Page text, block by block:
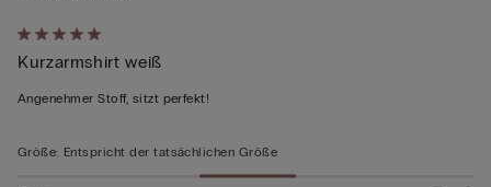
Mit
5
von
bewertet
Kurzarmshirt weiß
Angenehmer Stoff, sitzt perfekt!
Größe: Entspricht der tatsächlichen Größe